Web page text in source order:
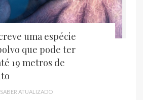
uma espécie
que pode ter
19 metros de
SABER ATUALIZADO